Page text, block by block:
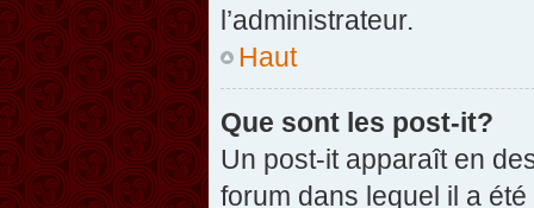
l’administrateur.
Haut
Que sont les post-it?
Un post-it apparaît en
forum dans lequel il a